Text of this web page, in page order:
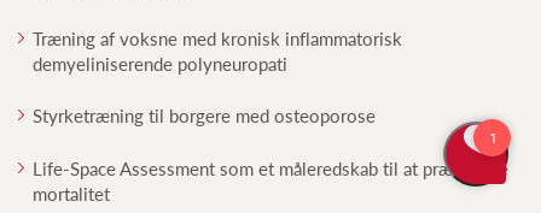
Træning af voksne med kronisk inflammatorisk
demyeliniserende polyneuropati
Styrketræning til borgere med osteoporose
Life-Space Assessment som et måleredskab til at prædiktere
mortalitet